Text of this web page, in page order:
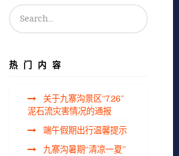
热门内容
关于九寨沟景区“7.26”
泥石流灾害情况的通报
端午假期出行温馨提示
九寨沟暑期“清凉一夏”